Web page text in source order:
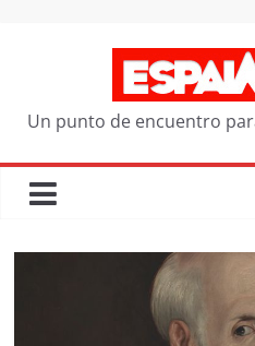
Un punto de encuentro